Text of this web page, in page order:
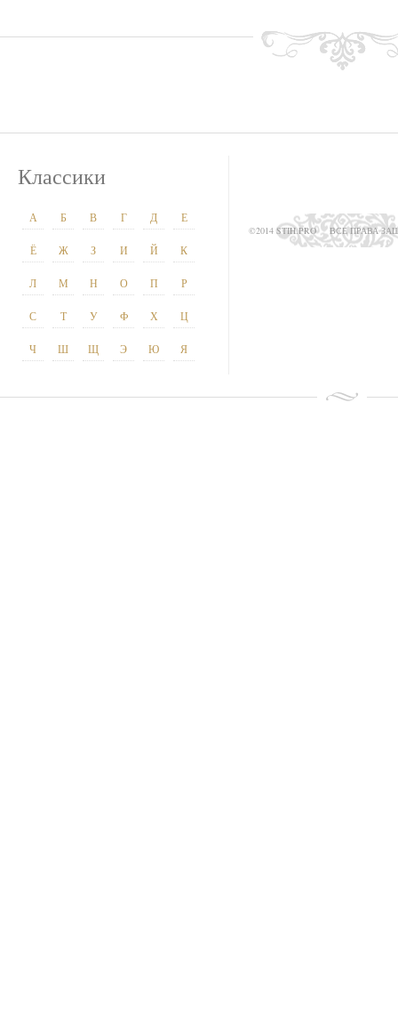
Классики
А Б В Г Д Е
Ё Ж З И Й К
Л М Н О П Р
С Т У Ф Х Ц
Ч Ш Щ Э Ю Я
©2014 STIH.PRO ВСЕ ПРАВА